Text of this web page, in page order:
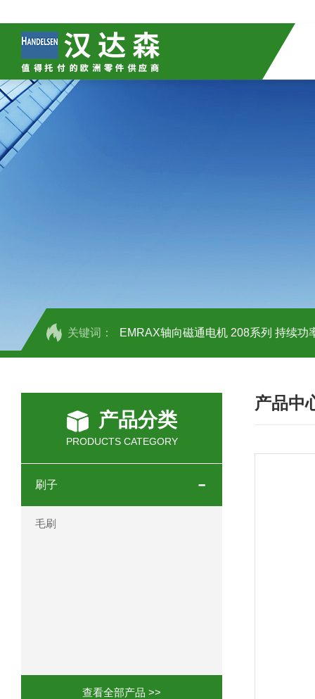
关键词： EMRAX轴向磁通电机 208系列 持续功
OEMER三相同步电机MTES 132SB/2
OEMER三相同步电机MTES 160MA/2
OEMER电机QLS 180M环保农业领域
mini motor电机MC230P3T 20- B参数
产品分类
PRODUCTS CATEGORY
刷子
毛刷
查看全部产品 >>
产品中